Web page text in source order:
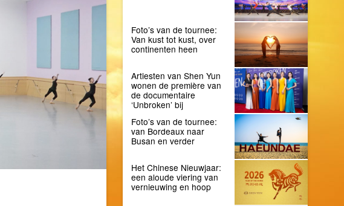
Foto’s van de tournee:
Van kust tot kust, over
continenten heen
Artiesten van Shen Yun
wonen de première van
de documentaire
‘Unbroken’ bij
Foto’s van de tournee:
van Bordeaux naar
Busan en verder
Het Chinese Nieuwjaar:
een aloude viering van
vernieuwing en hoop